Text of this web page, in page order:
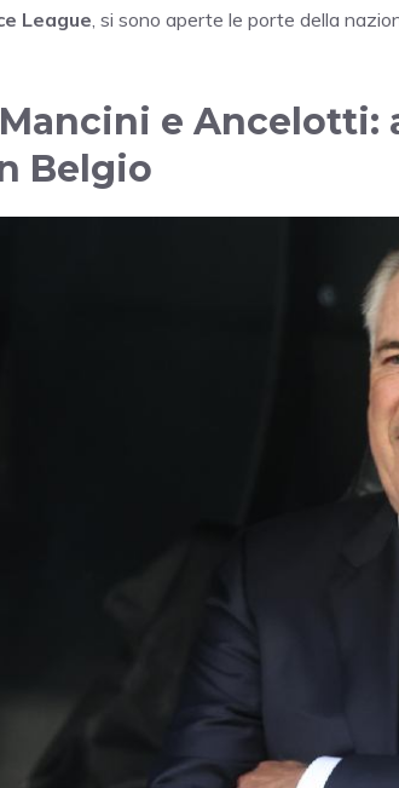
League , si sono aperte le porte della
e
Belgio